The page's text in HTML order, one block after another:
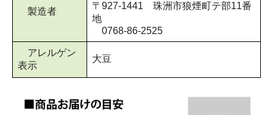
製造者
〒927-1441 珠洲市狼煙町テ部11番
地
0768-86-2525
アレルゲン
表示
大豆